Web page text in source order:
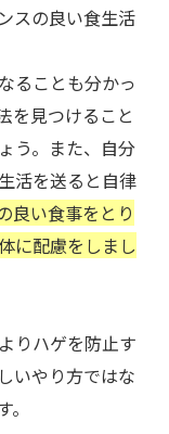
スの良い食生活
ることも分かっ
を見つけること
う。また、自分
活を送ると自律
良い食事をとり
に配慮をしまし
りハゲを防止す
いやり方ではな